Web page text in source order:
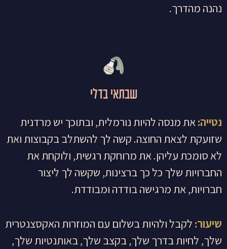
נהנה מהדרך.
שבתאי בדלי
נטייה:את מנסה להיות נורמלית, ובתוכך יש מרדנית
שזועקת לצאת החוצה. קשה לך להשתלב בקבוצות ואת
לא סומכת עליהן. את מרוחקת רגשית, ולוקחת את
החברויות שלך כל כך ברצינות, שקשה לך ליצור
חברויות, את מרגישה בודדה ומבודדת.
שיעור: לקבל ולהיות בשלום עם המוזרות האקסצנטרית
שלך, לחיות בדרך שלך, בקצב שלך, באותנטיות שלך,